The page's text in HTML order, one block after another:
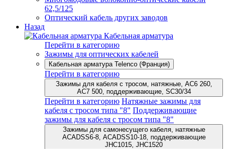
62,5/125
Оптический кабель других заводов
Назад
Кабельная арматура
Перейти в категорию
Зажимы для оптических кабелей
Кабельная арматура Telenco (Франция)
Перейти в категорию
Зажимы для кабеля с тросом, натяжные, AC6 260,
AC7 500, поддерживающие, SC30/34
Перейти в категорию Натяжные зажимы для
кабеля с тросом типа "8" Поддерживающие
зажимы для кабеля с тросом типа "8"
Зажимы для самонесущего кабеля, натяжные
ACADSS6-8, ACADSS10-18, поддерживающие
JHC1015, JHC1520